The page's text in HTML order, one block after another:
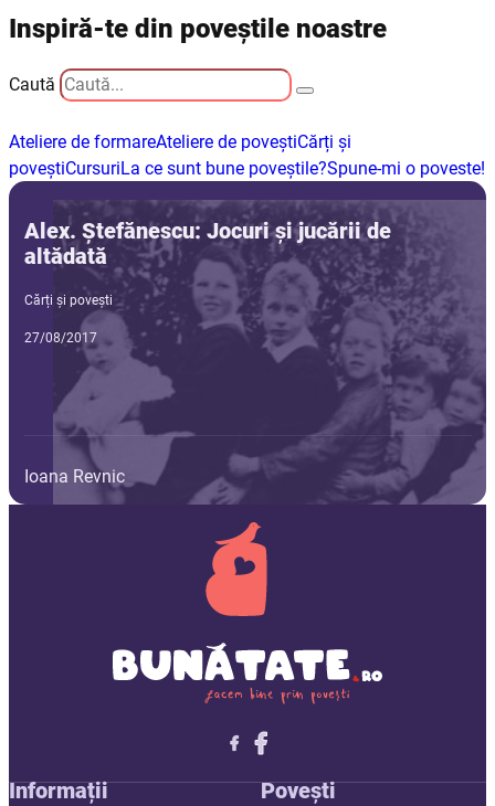
Inspiră-te din poveștile noastre
Caută
Ateliere de formareAteliere de poveștiCărți și
poveștiCursuriLa ce sunt bune poveștile?Spune-mi o poveste!
Alex. Ștefănescu: Jocuri și jucării de
altădată
Cărți și povești
27/08/2017
Ioana Revnic
Follow me on X
Follow me on LinkedIn
Follow me on X
Informații Povești